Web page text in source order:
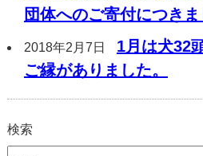
団体へのご寄付につき
2018年2月7日
1月は犬32
ご縁がありました。
検索